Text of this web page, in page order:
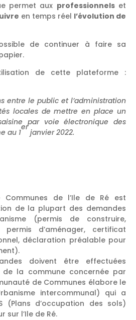
permet aux professionnelset
en temps réel l’évolution de
de continuer à faire sa
de cette plateforme :
entre le public et l’administration
locales de mettre en place un
par voie électronique des
au 1
er
janvier 2022.
Communes de l’Ile de Ré est
de la plupart des demandes
(permis de construire,
d’aménager, certificat
déclaration préalable pour
doivent être effectuées
la commune concernée par
de Communes élabore le
intercommunal) qui a
(Plans d’occupation des sols)
sur l’Ile de Ré.